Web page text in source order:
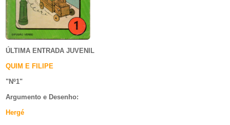
ÚLTIMA ENTRADA JUVENIL
QUIM E FILIPE
"Nº1"
Argumento e Desenho:
Hergé